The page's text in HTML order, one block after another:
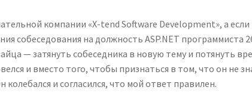
компании «X-tend Software Development», а если
собеседования на должность ASP.NET программиста
— затянуть собеседника в новую тему и потянуть
и вместо того, чтобы признаться в том, что он не
и согласился, что мой ответ правилен.